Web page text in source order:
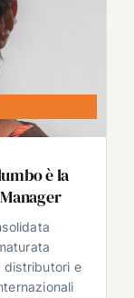
è la
distributori e